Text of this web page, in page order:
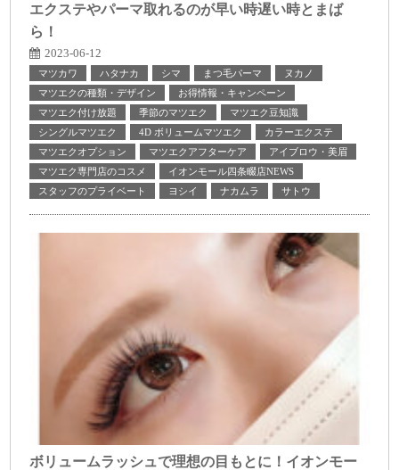
エクステやパーマ取れるのが早い時遅い時とまば
ら！
2023-06-12
マツカワ ハタナカ シマ まつ毛パーマ
ヌカノ
マツエクの種類・デザイン
お得情報・キャンペーン
マツエク付け放題
季節のマツエク
マツエク豆知識
シングルマツエク
4D ボリュームマツエク
カラーエクステ
マツエクオプション
マツエクアフターケア
アイブロウ・美眉
マツエク専門店のコスメ
イオンモール四条畷店NEWS
スタッフのプライベート
ヨシイ ナカムラ サトウ
ボリュームラッシュで理想の目もとに！イオンモー